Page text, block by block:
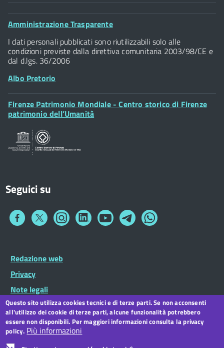
Comune di Firenze
Palazzo Vecchio
Piazza della Signoria - 50122, Firenze
Posta Elettronica Certificata
Footer
Amministrazione Trasparente
I dati personali pubblicati sono riutilizzabili solo alle
condizioni previste dalla direttiva comunitaria 2003/98/CE e
dal d.lgs. 36/2006
Albo Pretorio
Footer
Widget
Firenze Patrimonio Mondiale - Centro storico di Firenze
patrimonio dell’Umanità
Seguici su
Collegamento
Collegamento
a
Collegamento
a
Collegamento
a
Collegamento
a
Collegamento
a
Collegamento
a
Widget
Footer
menu
Redazione web
Privacy
Note legali
Dichiarazione di accessibilità
CC BY 3.0 IT
Questo sito utilizza cookies tecnici e di terze parti. Se non acconsenti
all'utilizzo dei cookie di terze parti, alcune funzionalità potrebbero
essere non disponibili. Per maggiori informazioni consulta la privacy
policy. Più informazioni